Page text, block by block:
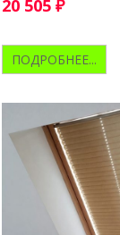
20 505 ₽
ПОДРОБНЕЕ...